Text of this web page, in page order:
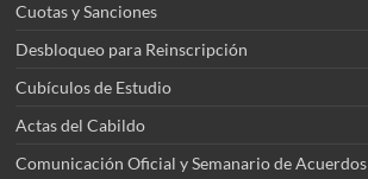
Cuotas y Sanciones
Desbloqueo para Reinscripción
Cubículos de Estudio
Actas del Cabildo
Comunicación Oficial y Semanario de Acuerdos